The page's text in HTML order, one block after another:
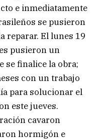
e inmediatamente
se pusieron
reparar. El lunes 19
pusieron un
se finalice la obra;
con un trabajo
para solucionar el
este jueves.
cavaron
hormigón e